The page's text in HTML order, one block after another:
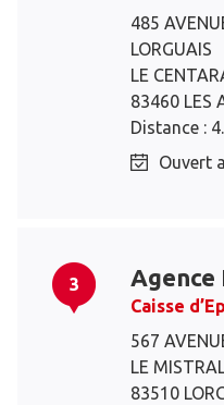
485
LORGUAIS
LE
83460 LES
Distance :
Ouvert
3 Agence
Caisse
567
LE
83510